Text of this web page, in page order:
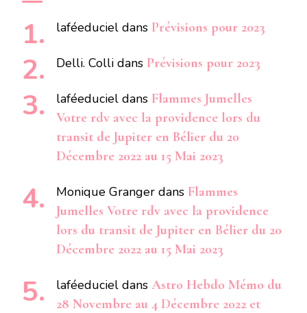
laféeduciel dans Prévisions pour 2023
Delli. Colli dans Prévisions pour 2023
laféeduciel dans Flammes Jumelles
Votre rdv avec la providence lors du
transit de Jupiter en Bélier du 20
Décembre 2022 au 15 Mai 2023
Monique Granger dans Flammes
Jumelles Votre rdv avec la providence
lors du transit de Jupiter en Bélier du 20
Décembre 2022 au 15 Mai 2023
laféeduciel dans Astro Hebdo Mémo du
28 Novembre au 4 Décembre 2022 et